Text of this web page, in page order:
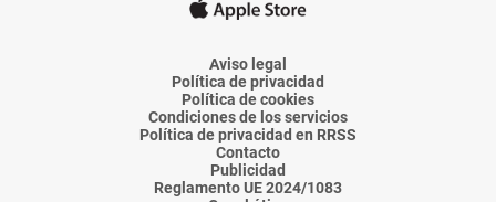
Voz
Almería
Voz
Almería
Voz
Almería
Voz
Almería
Voz
Aviso legal
Política de privacidad
Política de cookies
Condiciones de los servicios
Política de privacidad en RRSS
Contacto
Publicidad
Reglamento UE 2024/1083